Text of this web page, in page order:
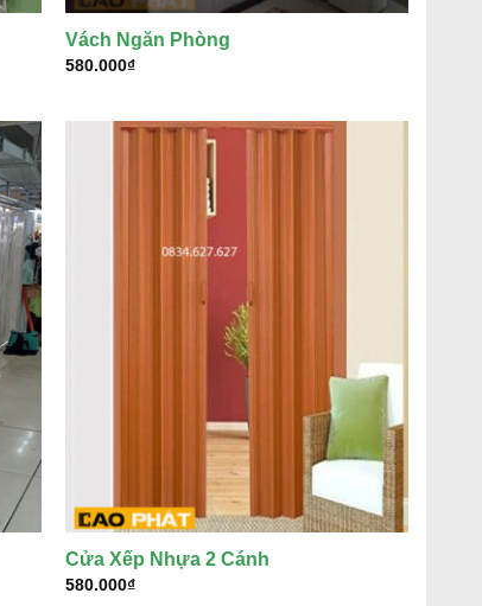
Vách Ngăn Phòng
580.000₫
Cửa Xếp Nhựa 2 Cánh
580.000₫